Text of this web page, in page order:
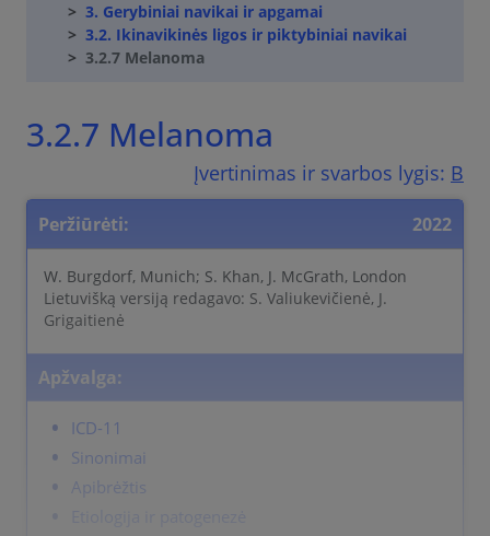
3. Gerybiniai navikai ir apgamai
3.2. Ikinavikinės ligos ir piktybiniai navikai
3.2.7 Melanoma
3.2.7 Melanoma
Įvertinimas ir svarbos lygis: B
Peržiūrėti: 2022
W. Burgdorf, Munich; S. Khan, J. McGrath, London
Lietuvišką versiją redagavo: S. Valiukevičienė, J.
Grigaitienė
Apžvalga:
ICD-11
Sinonimai
Apibrėžtis